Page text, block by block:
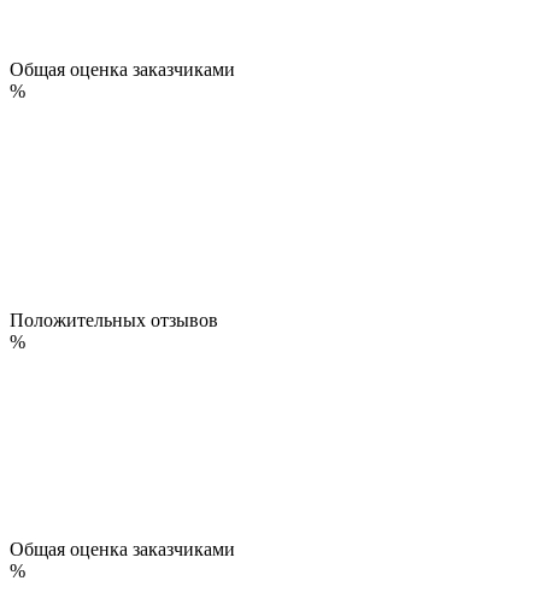
Общая оценка заказчиками
%
Положительных отзывов
%
Общая оценка заказчиками
%